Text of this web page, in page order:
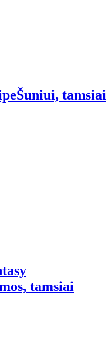
Šuniui, tamsiai
tamsiai